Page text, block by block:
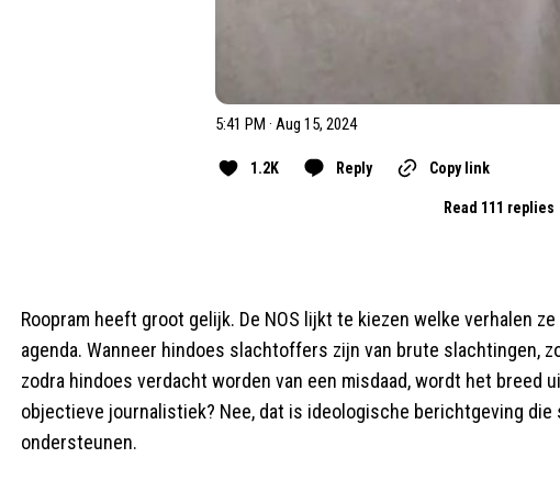
5:41 PM · Aug 15, 2024
1.2K Reply Copy link
Read 111 replies
Roopram heeft groot gelijk. De NOS lijkt te kiezen welke verhalen
agenda. Wanneer hindoes slachtoffers zijn van brute slachtingen,
zodra hindoes verdacht worden van een misdaad, wordt het breed
objectieve journalistiek? Nee, dat is ideologische berichtgeving
ondersteunen.